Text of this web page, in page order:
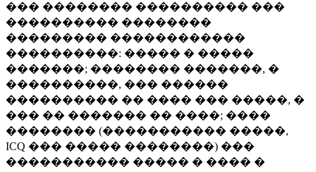
��� �������� ���������� ���
���������� ��������
��������� ������������
����������: ����� � �����
�������; �������� �������, �
����������, ��� ������
���������� �� ���� ��� �����, �
��� �� ������� �� ����; ����
�������� (����������� �����,
ICQ ��� ����� ��������) ���
����������� ����� � ���� �